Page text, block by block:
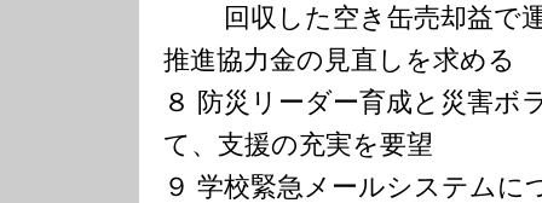
回収した空き缶売却益で
推進協力金の見直しを求める
８ 防災リーダー育成と災害ボ
て、支援の充実を要望
９ 学校緊急メールシステムに